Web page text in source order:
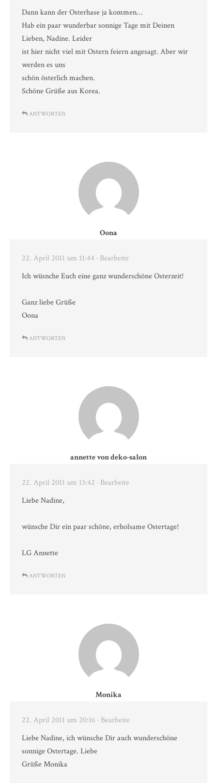
Dann kann der Osterhase ja kommen…
Hab ein paar wunderbar sonnige Tage mit Deinen
Lieben, Nadine. Leider
ist hier nicht viel mit Ostern feiern angesagt. Aber wir
werden es uns
schön österlich machen.
Schöne Grüße aus Korea.
ANTWORTEN
Oona
22. April 2011 um 11:44 · Bearbeite
Ich wüsnche Euch eine ganz wunderschöne Osterzeit!
Ganz liebe Grüße
Oona
ANTWORTEN
annette von deko-salon
22. April 2011 um 13:42 · Bearbeite
Liebe Nadine,
wünsche Dir ein paar schöne, erholsame Ostertage!
LG Annette
ANTWORTEN
Monika
22. April 2011 um 20:16 · Bearbeite
Liebe Nadine, ich wünsche Dir auch wunderschöne
sonnige Ostertage. Liebe
Grüße Monika